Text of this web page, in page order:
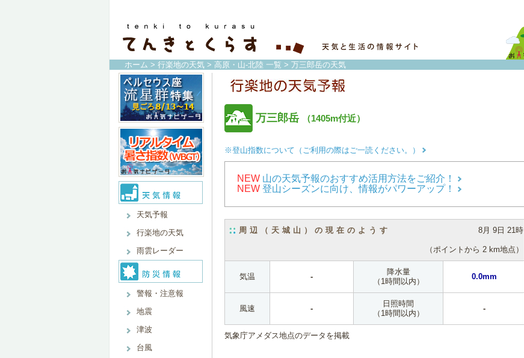
ホーム > 行楽地の天気 > 高原・山-北陸 一覧 > 万三郎岳の天気
天気予報
行楽地の天気
雨雲レーダー
警報・注意報
地震
津波
台風
万三郎岳 （1405m付近）
※登山指数について（ご利用の際はご一読ください。）
NEW 山の天気予報のおすすめ活用方法をご紹介！
NEW 登山シーズンに向け、情報がパワーアップ！
周辺（天城山）の現在のようす 8月 9日 21時
（ポイントから 2 km地点）
気温 -
降水量
（1時間以内）
0.0mm
風速 -
日照時間
（1時間以内）
-
気象庁アメダス地点のデータを掲載